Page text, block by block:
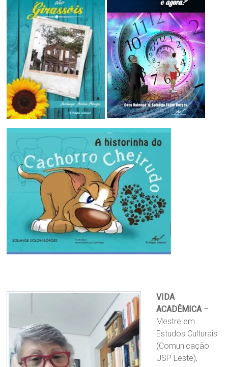
VIDA
ACADÊMICA –
Mestre em
Estudos Culturais
(Comunicação
USP Leste),